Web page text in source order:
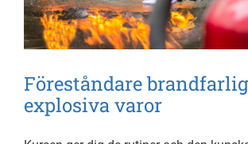
Föreståndare
explosiva varor